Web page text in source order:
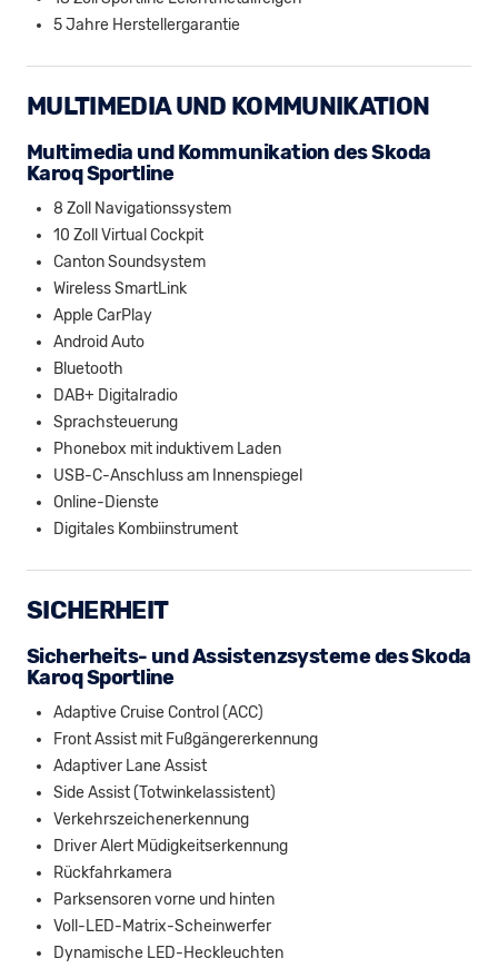
5 Jahre Herstellergarantie
MULTIMEDIA UND KOMMUNIKATION
Multimedia und Kommunikation des Skoda
Karoq Sportline
8 Zoll Navigationssystem
10 Zoll Virtual Cockpit
Canton Soundsystem
Wireless SmartLink
Apple CarPlay
Android Auto
Bluetooth
DAB+ Digitalradio
Sprachsteuerung
Phonebox mit induktivem Laden
USB-C-Anschluss am Innenspiegel
Online-Dienste
Digitales Kombiinstrument
SICHERHEIT
Sicherheits- und Assistenzsysteme des Skoda
Karoq Sportline
Adaptive Cruise Control (ACC)
Front Assist mit Fußgängererkennung
Adaptiver Lane Assist
Side Assist (Totwinkelassistent)
Verkehrszeichenerkennung
Driver Alert Müdigkeitserkennung
Rückfahrkamera
Parksensoren vorne und hinten
Voll-LED-Matrix-Scheinwerfer
Dynamische LED-Heckleuchten